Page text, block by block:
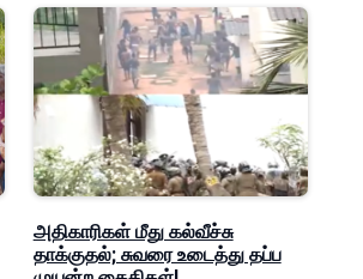
அதிகாரிகள் மீது கல்வீச்சு
தாக்குதல்; சுவரை உடைத்து தப்ப